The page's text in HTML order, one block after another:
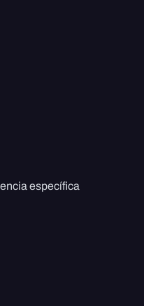
específica